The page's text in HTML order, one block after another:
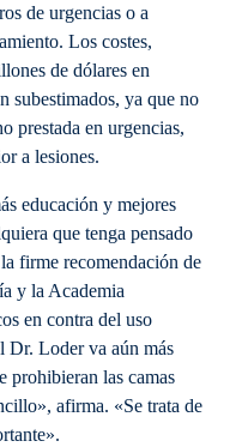
de urgencias o a
Los costes,
de dólares en
subestimados, ya que no
prestada en urgencias,
a lesiones.
educación y mejores
que tenga pensado
firme recomendación de
y la Academia
en contra del uso
Dr. Loder va aún más
prohibieran las camas
afirma. «Se trata de